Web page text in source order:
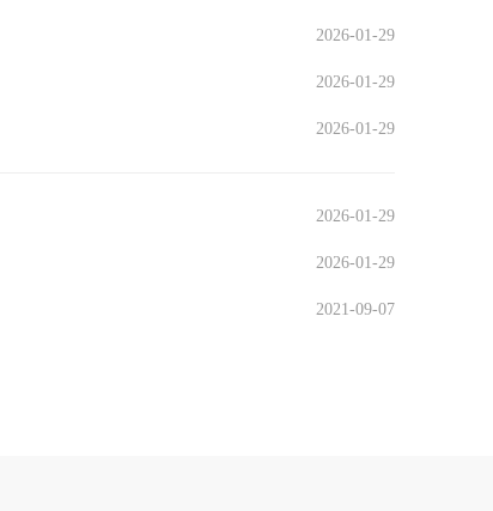
2026-01-29
2026-01-29
2026-01-29
2026-01-29
2026-01-29
2021-09-07